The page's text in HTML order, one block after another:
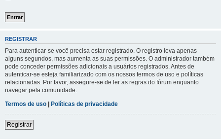
REGISTRAR
Para autenticar-se você precisa estar registrado. O registro leva apenas
alguns segundos, mas aumenta as suas permissões. O administrador também
pode conceder permissões adicionais a usuários registrados. Antes de
autenticar-se esteja familiarizado com os nossos termos de uso e políticas
relacionadas. Por favor, assegure-se de ler as regras do fórum enquanto
navegar pela comunidade.
Termos de uso | Políticas de privacidade
Registrar